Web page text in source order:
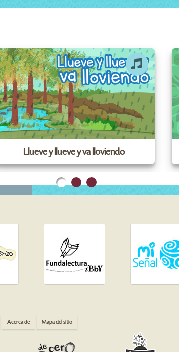
Llueve y llueve y va lloviendo
Acerca de Mapa del sitio